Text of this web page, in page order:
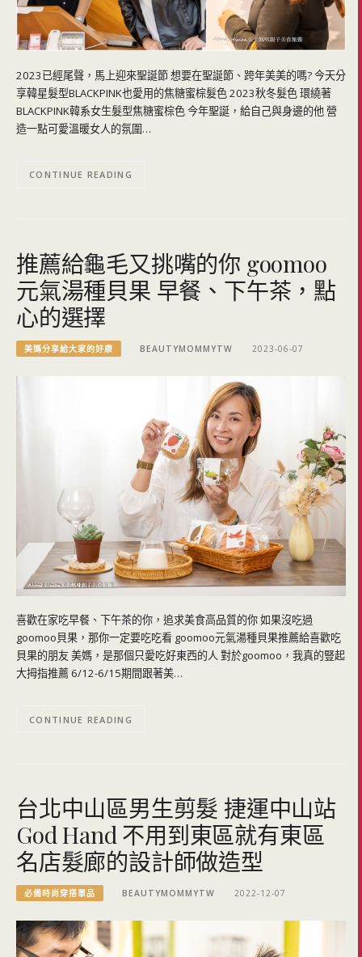
2023已經尾聲，馬上迎來聖誕節 想要在聖誕節、跨年美美的嗎? 今天分
享韓星髮型BLACKPINK也愛用的焦糖蜜棕髮色 2023秋冬髮色 環繞著
BLACKPINK韓系女生髮型焦糖蜜棕色 今年聖誕，給自己與身邊的他 營
造一點可愛溫暖女人的氛圍…
CONTINUE READING
推薦給龜毛又挑嘴的你 goomoo
元氣湯種貝果 早餐、下午茶，點
心的選擇
美媽分享給大家的好康 BEAUTYMOMMYTW 2023-06-07
喜歡在家吃早餐、下午茶的你，追求美食高品質的你 如果沒吃過
goomoo貝果，那你一定要吃吃看 goomoo元氣湯種貝果推薦給喜歡吃
貝果的朋友 美媽，是那個只愛吃好東西的人 對於goomoo，我真的豎起
大拇指推薦 6/12-6/15期間跟著美…
CONTINUE READING
台北中山區男生剪髮 捷運中山站
God Hand 不用到東區就有東區
名店髮廊的設計師做造型
必備時尚穿搭單品 BEAUTYMOMMYTW 2022-12-07